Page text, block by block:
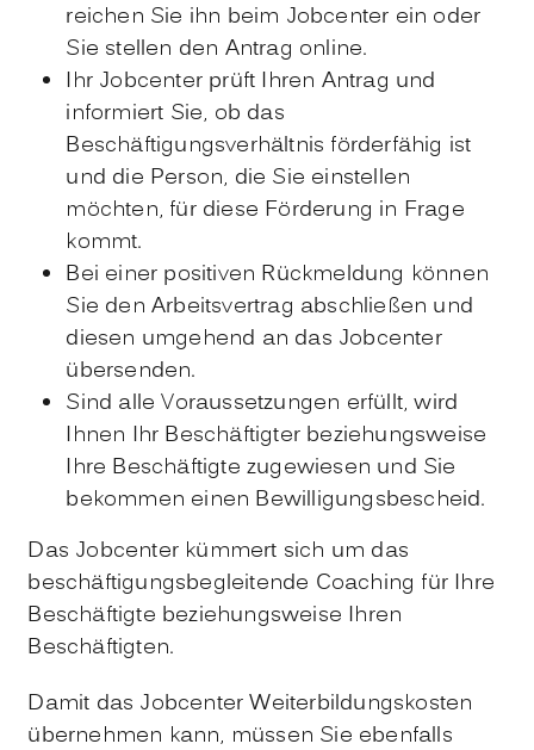
reichen Sie ihn beim Jobcenter ein oder
Sie stellen den Antrag online.
Ihr Jobcenter prüft Ihren Antrag und
informiert Sie, ob das
Beschäftigungsverhältnis förderfähig ist
und die Person, die Sie einstellen
möchten, für diese Förderung in Frage
kommt.
Bei einer positiven Rückmeldung können
Sie den Arbeitsvertrag abschließen und
diesen umgehend an das Jobcenter
übersenden.
Sind alle Voraussetzungen erfüllt, wird
Ihnen Ihr Beschäftigter beziehungsweise
Ihre Beschäftigte zugewiesen und Sie
bekommen einen Bewilligungsbescheid.
Das Jobcenter kümmert sich um das
beschäftigungsbegleitende Coaching für Ihre
Beschäftigte beziehungsweise Ihren
Beschäftigten.
Damit das Jobcenter Weiterbildungskosten
übernehmen kann, müssen Sie ebenfalls